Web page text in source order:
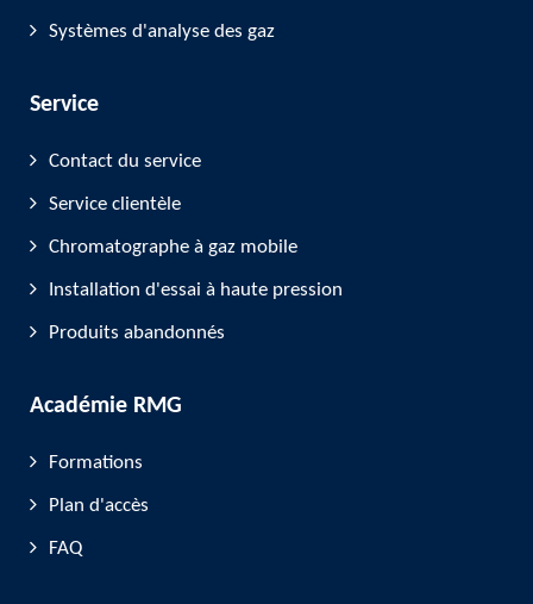
Systèmes d'analyse des gaz
Service
Contact du service
Service clientèle
Chromatographe à gaz mobile
Installation d'essai à haute pression
Produits abandonnés
Académie RMG
Formations
Plan d'accès
FAQ